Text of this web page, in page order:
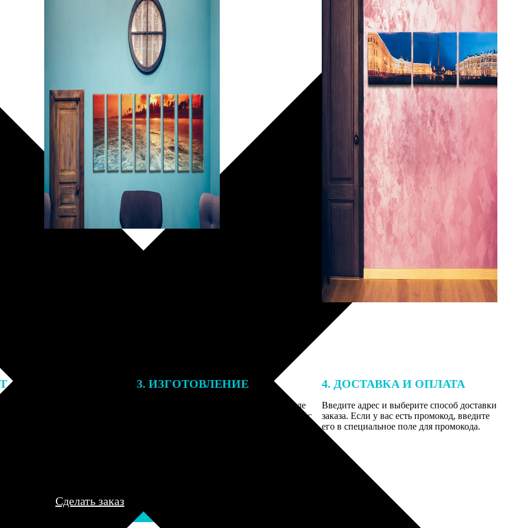
заказа к печати
могут связаться с Вами
телефону или email для
деталей.
3. ИЗГОТОВЛЕНИЕ
Оплатите заказ банковской картой. После
оплаты получите подтверждение на email с
4. ДОСТАВКА И ОПЛАТА
Введите адрес и выберите способ доставки
заказа. Если у вас есть промокод, введите
его в специальное поле для промокода.
Сделать заказ